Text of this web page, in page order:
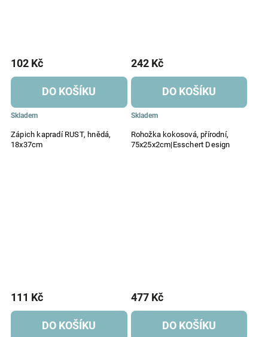
Zápich kapradí RUST, hnědá,
18x37cm
Skladem
102 Kč
DO KOŠÍKU
Rohožka kokosová, přírodní,
75x25x2cm|Esschert Design
Skladem
242 Kč
DO KOŠÍKU
111 Kč
DO KOŠÍKU
477 Kč
DO KOŠÍKU